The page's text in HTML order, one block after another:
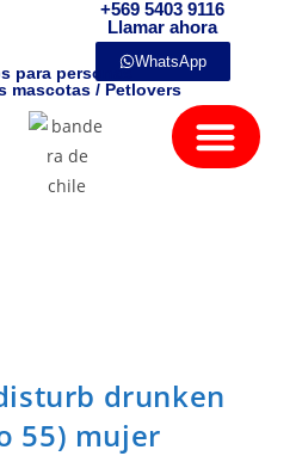
+569 5403 9116
Llamar ahora
WhatsApp
para personas
mascotas / Petlovers
drunken
55) mujer